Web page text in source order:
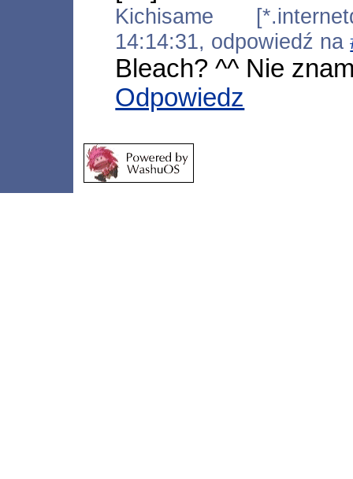
Kichisame
14:14:31, odpowiedź na
Bleach? ^^ Nie
Odpowiedz